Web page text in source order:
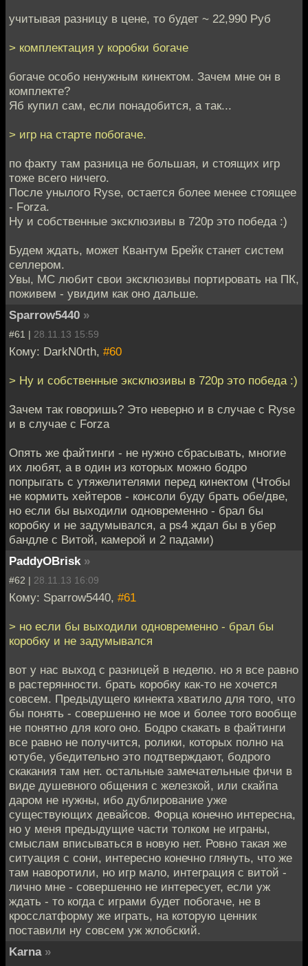
учитывая разницу в цене, то будет ~ 22,990 Руб
> комплектация у коробки богаче
богаче особо ненужным кинектом. Зачем мне он в
комплекте?
Яб купил сам, если понадобится, а так...
> игр на старте побогаче.
по факту там разница не большая, и стоящих игр
тоже всего ничего.
После унылого Ryse, остается более менее стоящее
- Forza.
Ну и собственные эксклюзивы в 720p это победа :)
Будем ждать, может Квантум Брейк станет систем
селлером.
Увы, МС любит свои эксклюзивы портировать на ПК,
поживем - увидим как оно дальше.
Sparrow5440 »
#61 | 28.11.13 15:59
Кому: DarkN0rth, #60
> Ну и собственные эксклюзивы в 720p это победа :)
Зачем так говоришь? Это неверно и в случае с Ryse
и в случае с Forza
Опять же файтинги - не нужно сбрасывать, многие
их любят, а в один из которых можно бодро
попрыгать с утяжелителями перед кинектом (Чтобы
не кормить хейтеров - консоли буду брать обе/две,
но если бы выходили одновременно - брал бы
коробку и не задумывался, а ps4 ждал бы в убер
бандле с Витой, камерой и 2 падами)
PaddyOBrisk »
#62 | 28.11.13 16:09
Кому: Sparrow5440, #61
> но если бы выходили одновременно - брал бы
коробку и не задумывался
вот у нас выход с разницей в неделю. но я все равно
в растерянности. брать коробку как-то не хочется
совсем. Предыдущего кинекта хватило для того, что
бы понять - совершенно не мое и более того вообще
не понятно для кого оно. Бодро скакать в файтинги
все равно не получится, ролики, которых полно на
ютубе, убедительно это подтверждают, бодрого
скакания там нет. остальные замечательные фичи в
виде душевного общения с железкой, или скайпа
даром не нужны, ибо дублирование уже
существующих девайсов. Форца конечно интересна,
но у меня предыдущие части толком не играны,
смыслам вписываться в новую нет. Ровно такая же
ситуация с сони, интересно конечно глянуть, что же
там наворотили, но игр мало, интеграция с витой -
лично мне - совершенно не интересует, если уж
ждать - то когда с играми будет побогаче, не в
кросслатформу же играть, на которую ценник
поставили ну совсем уж жлобский.
Karna »